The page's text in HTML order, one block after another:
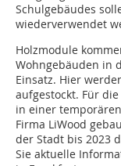
Schulgebäudes
wiederverwendet
Holzmodule
Wohngebäuden in
Einsatz. Hier
aufgestockt. Für
in einer
Firma LiWood
der Stadt bis 2023
Sie aktuelle